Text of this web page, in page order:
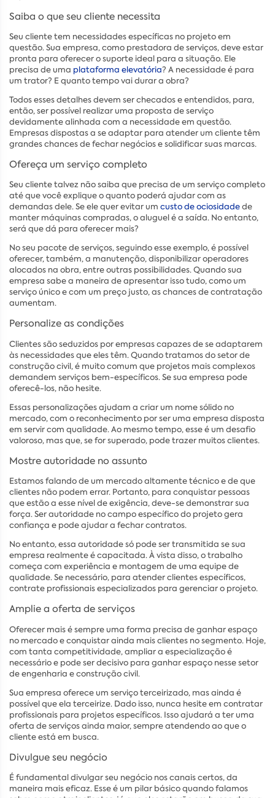
Saiba o que seu cliente necessita
Seu cliente tem necessidades específicas no projeto em
questão. Sua empresa, como prestadora de serviços, deve estar
pronta para oferecer o suporte ideal para a situação. Ele
precisa de uma plataforma elevatória? A necessidade é para
um trator? E quanto tempo vai durar a obra?
Todos esses detalhes devem ser checados e entendidos, para,
então, ser possível realizar uma proposta de serviço
devidamente alinhada com a necessidade em questão.
Empresas dispostas a se adaptar para atender um cliente têm
grandes chances de fechar negócios e solidificar suas marcas.
Ofereça um serviço completo
Seu cliente talvez não saiba que precisa de um serviço completo
até que você explique o quanto poderá ajudar com as
demandas dele. Se ele quer evitar um custo de ociosidadede
manter máquinas compradas, o aluguel é a saída. No entanto,
será que dá para oferecer mais?
No seu pacote de serviços, seguindo esse exemplo, é possível
oferecer, também, a manutenção, disponibilizar operadores
alocados na obra, entre outras possibilidades. Quando sua
empresa sabe a maneira de apresentar isso tudo, como um
serviço único e com um preço justo, as chances de contratação
aumentam.
Personalize as condições
Clientes são seduzidos por empresas capazes de se adaptarem
às necessidades que eles têm. Quando tratamos do setor de
construção civil, é muito comum que projetos mais complexos
demandem serviços bem-específicos. Se sua empresa pode
oferecê-los, não hesite.
Essas personalizações ajudam a criar um nome sólido no
mercado, com o reconhecimento por ser uma empresa disposta
em servir com qualidade. Ao mesmo tempo, esse é um desafio
valoroso, mas que, se for superado, pode trazer muitos clientes.
Mostre autoridade no assunto
Estamos falando de um mercado altamente técnico e de que
clientes não podem errar. Portanto, para conquistar pessoas
que estão a esse nível de exigência, deve-se demonstrar sua
força. Ser autoridade no campo específico do projeto gera
confiança e pode ajudar a fechar contratos.
No entanto, essa autoridade só pode ser transmitida se sua
empresa realmente é capacitada. À vista disso, o trabalho
começa com experiência e montagem de uma equipe de
qualidade. Se necessário, para atender clientes específicos,
contrate profissionais especializados para gerenciar o projeto.
Amplie a oferta de serviços
Oferecer mais é sempre uma forma precisa de ganhar espaço
no mercado e conquistar ainda mais clientes no segmento. Hoje,
com tanta competitividade, ampliar a especialização é
necessário e pode ser decisivo para ganhar espaço nesse setor
de engenharia e construção civil.
Sua empresa oferece um serviço terceirizado, mas ainda é
possível que ela terceirize. Dado isso, nunca hesite em contratar
profissionais para projetos específicos. Isso ajudará a ter uma
oferta de serviços ainda maior, sempre atendendo ao que o
cliente está em busca.
Divulgue seu negócio
É fundamental divulgar seu negócio nos canais certos, da
maneira mais eficaz. Esse é um pilar básico quando falamos